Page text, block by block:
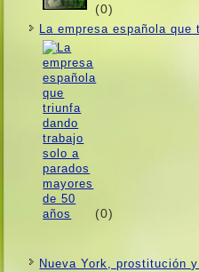
(0)
La empresa española
(0)
Nueva York, prostitución